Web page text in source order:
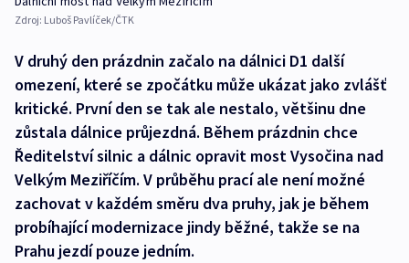
Zdroj: Luboš Pavlíček/ČTK
V druhý den prázdnin začalo na dálnici D1 další
omezení, které se zpočátku může ukázat jako zvlášť
kritické. První den se tak ale nestalo, většinu dne
zůstala dálnice průjezdná. Během prázdnin chce
Ředitelství silnic a dálnic opravit most Vysočina nad
Velkým Meziříčím. V průběhu prací ale není možné
zachovat v každém směru dva pruhy, jak je během
probíhající modernizace jindy běžné, takže se na
Prahu jezdí pouze jedním.